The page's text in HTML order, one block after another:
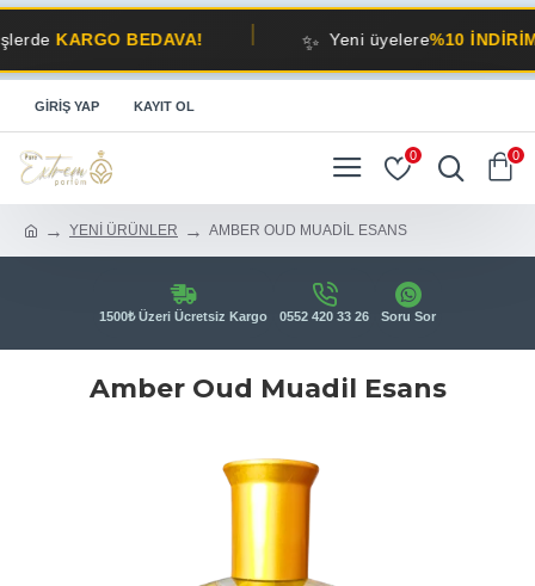
BEDAVA! Yeni üyelere %10 İNDİRİM!
GIRIŞ YAP KAYIT OL
0 0
YENİ ÜRÜNLER AMBER OUD MUADİL ESANS
1500₺ Üzeri Ücretsiz Kargo 0552 420 33 26 Soru Sor
Amber Oud Muadil Esans